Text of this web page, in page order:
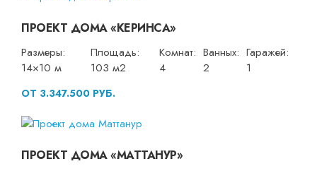
ПРОЕКТ ДОМА «КЕРИНСА»
Размеры:
14×10 м
Площадь:
103 м2
Комнат:
4
Ванных:
2
Гаражей:
1
ОТ 3.347.500 РУБ.
ПРОЕКТ ДОМА «МАТТАНУР»